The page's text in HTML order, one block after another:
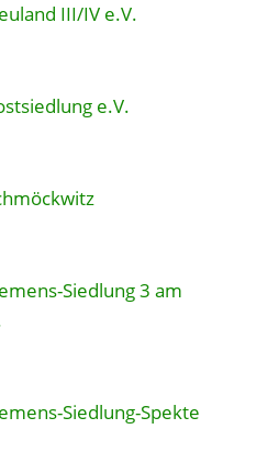
III/IV e.V.
e.V.
Siedlung 3 am
Siedlung-Spekte